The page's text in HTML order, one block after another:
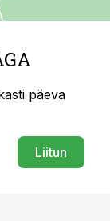
päeva
Liitun